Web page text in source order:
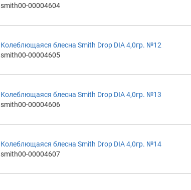
smith00-00004604
Колеблющаяся блесна Smith Drop DIA 4,0гр. №12
smith00-00004605
Колеблющаяся блесна Smith Drop DIA 4,0гр. №13
smith00-00004606
Колеблющаяся блесна Smith Drop DIA 4,0гр. №14
smith00-00004607